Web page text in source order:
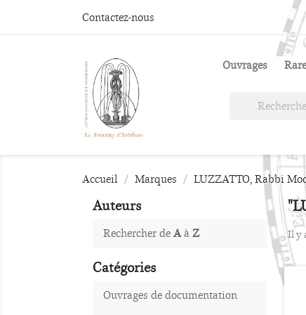
Contactez-nous
Ouvrages
Accueil Marques LUZZATTO, Rabbi
Auteurs
Rechercher deAàZ
Catégories
Ouvrages de documentation
Il y